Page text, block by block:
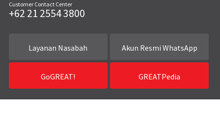
Customer Contact Center
+62 21 2554 3800
Layanan Nasabah Akun Resmi WhatsApp
GoGREAT! GREATPedia